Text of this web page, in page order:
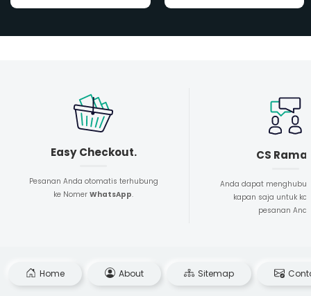
Easy Checkout.
Pesanan Anda otomatis terhubung
ke NomerWhatsApp.
CS
Anda dapat
kapan saja untuk
pesanan
Home About Sitemap